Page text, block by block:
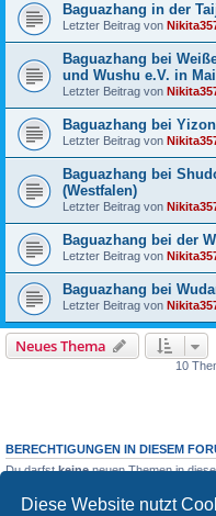
Diese Website nutzt
Baguazhang in der
Letzter Beitrag von
Baguazhang bei
und Wushu e.V. in
Letzter Beitrag von
Baguazhang bei
Letzter Beitrag von
Baguazhang bei
(Westfalen)
Letzter Beitrag von
Baguazhang bei der
Letzter Beitrag von
Baguazhang bei
Letzter Beitrag von
Neues Thema
10
BERECHTIGUNGEN IN DIESEM
Du darfstkeineneuen Themen in
Du darfst deine Beiträge in diesem